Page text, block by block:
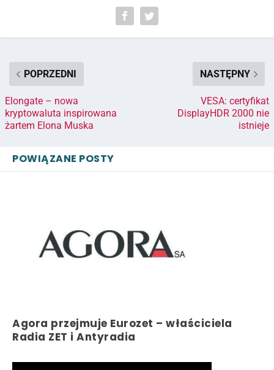
POPRZEDNI
Elongate – nowa
kryptowaluta inspirowana
żartem Elona Muska
NASTĘPNY
VESA: certyfikat
DisplayHDR 2000 nie
istnieje
POWIĄZANE POSTY
Agora przejmuje Eurozet – właściciela
Radia ZET i Antyradia